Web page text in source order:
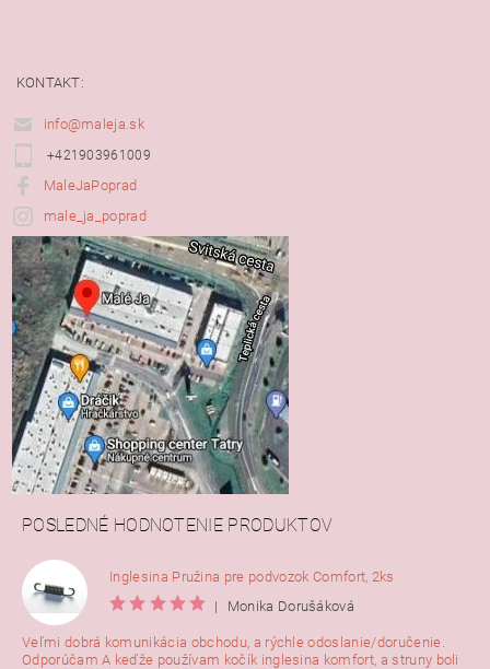
KONTAKT:
info@maleja.sk
+421903961009
MaleJaPoprad
male_ja_poprad
POSLEDNÉ HODNOTENIE PRODUKTOV
Inglesina Pružina pre podvozok Comfort, 2ks
|
Monika Dorušáková
Veľmi dobrá komunikácia obchodu, a rýchle odoslanie/doručenie.
Odporúčam A keďže používam kočík inglesina komfort, a struny boli